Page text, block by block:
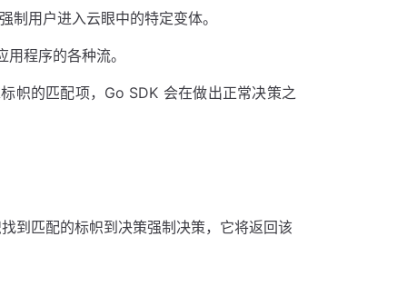
用户进入云眼中的特定变体。
程序的各种流。
帜的匹配项，Go SDK 会在做出正常决策之
到匹配的标帜到决策强制决策，它将返回该